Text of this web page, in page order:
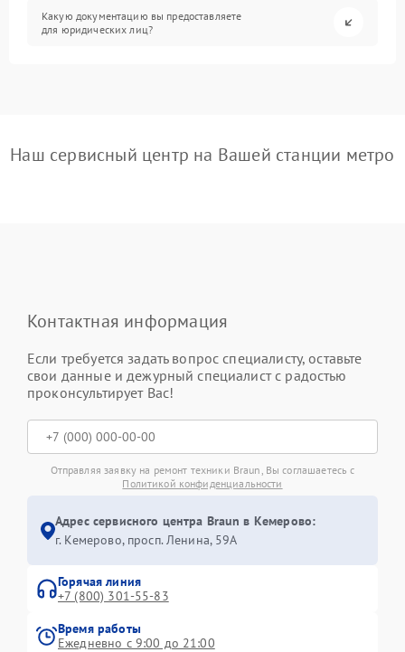
Какую документацию вы предоставляете
для юридических лиц?
Наш сервисный центр на Вашей станции метро
Контактная информация
Если требуется задать вопрос специалисту, оставьте
свои данные и дежурный специалист с радостью
проконсультирует Вас!
Отправляя заявку на ремонт техники Braun, Вы соглашаетесь с
Политикой конфиденциальности
Адрес сервисного центра Braun в Кемерово:
г. Кемерово, просп. Ленина, 59А
Горячая линия
+7 (800) 301-55-83
Время работы
Ежедневно с 9:00 до 21:00